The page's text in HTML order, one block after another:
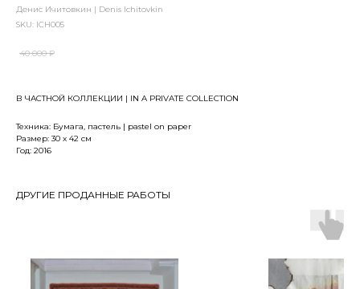
Денис Ичитовкин | Denis Ichitovkin
SKU: ICH005
40 000 ₽
В ЧАСТНОЙ КОЛЛЕКЦИИ | IN A PRIVATE COLLECTION
Техника: Бумага, пастель | pastel on paper
Размер: 30 х 42 см
Год: 2016
ДРУГИЕ ПРОДАННЫЕ РАБОТЫ